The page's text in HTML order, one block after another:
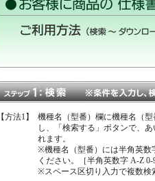
【方法1】
機種名（型番）欄に機種名（型
し、「検索する」ボタンで、あ
れます。
※機種名（型番）には半角英数
ください。［半角英数字 A-Z 0-
※スペース区切り入力で複数検